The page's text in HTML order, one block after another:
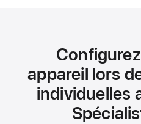
appareil lors
individuelles